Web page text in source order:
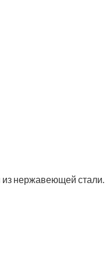
из нержавеющей стали.